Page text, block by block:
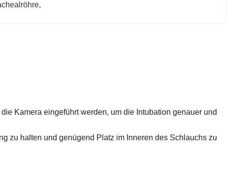
,
Kamera eingeführt werden, um die Intubation genauer und
zu halten und genügend Platz im Inneren des Schlauchs zu